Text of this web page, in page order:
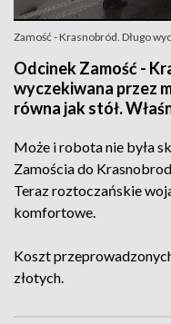
Zamość - Krasnobród. Długo
Odcinek Zamość -
wyczekiwana przez
równa jak stół.
Może i robota nie była
Zamościa do
Teraz roztoczańskie
komfortowe.
Koszt
złotych.